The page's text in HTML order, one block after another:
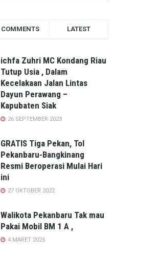
COMMENTS LATEST
ichfa Zuhri MC Kondang Riau
Tutup Usia , Dalam
Kecelakaan Jalan Lintas
Dayun Perawang –
Kapubaten Siak
26 SEPTEMBER 2023
GRATIS Tiga Pekan, Tol
Pekanbaru-Bangkinang
Resmi Beroperasi Mulai Hari
ini
27 OKTOBER 2022
Walikota Pekanbaru Tak mau
Pakai Mobil BM 1 A ,
4 MARET 2025